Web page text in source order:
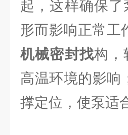
起，这样确保
形而影响正常工
机械密封找构，
高温环境的影响
撑定位，使泵适